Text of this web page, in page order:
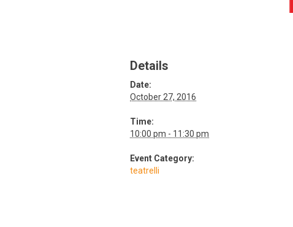
Details
Date:
October 27, 2016
Time:
10:00 pm - 11:30 pm
Event Category:
teatrelli